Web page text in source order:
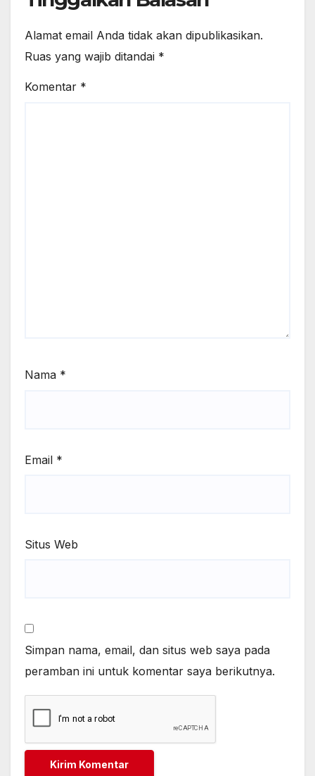
Alamat email Anda tidak akan dipublikasikan.
Ruas yang wajib ditandai *
Komentar *
Nama *
Email *
Situs Web
Simpan nama, email, dan situs web saya pada
peramban ini untuk komentar saya berikutnya.